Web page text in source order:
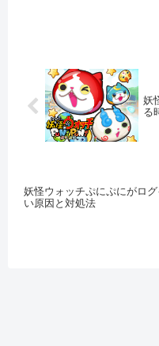
妖
る
妖怪ウォッチぷにぷにがロ
い原因と対処法